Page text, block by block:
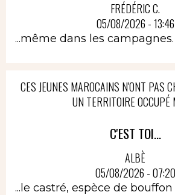
FRÉDÉRIC C.
05/08/2026 - 13:46
...même dans les campagnes.
CES JEUNES MAROCAINS N'ONT PAS
UN TERRITOIRE OCCUPÉ
C'EST TOI...
ALBÈ
05/08/2026 - 07:20
...le castré, espèce de bouffon